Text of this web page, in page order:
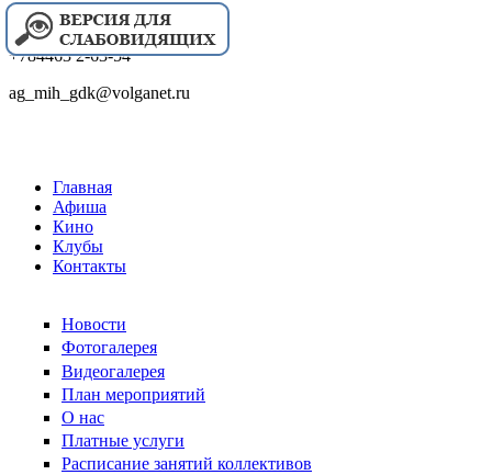
+784463 2-63-54
ag_mih_gdk@volganet.ru
Главная
Афиша
Кино
Клубы
Контакты
Новости
Фотогалерея
Видеогалерея
План мероприятий
О нас
Платные услуги
Расписание занятий коллективов